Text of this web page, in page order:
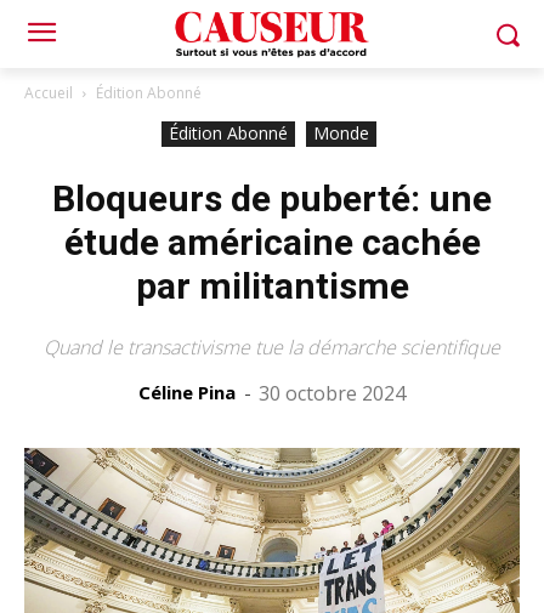
Accueil Édition Abonné
Édition Abonné Monde
Bloqueurs de puberté: une
étude américaine cachée
par militantisme
Quand le transactivisme tue la démarche scientifique
Céline Pina - 30 octobre 2024